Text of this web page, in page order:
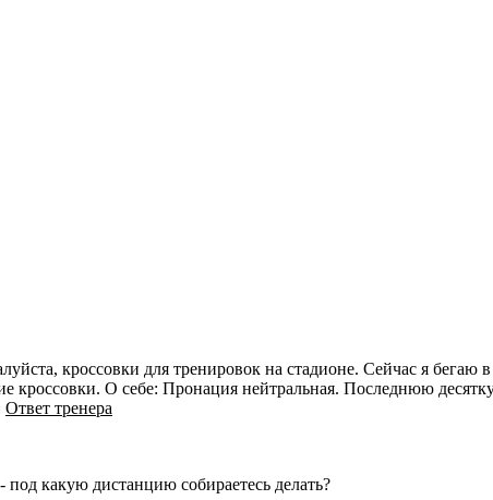
кроссовки для тренировок на стадионе. Сейчас я
О себе: Пронация нейтральная. Последнюю
Ответ тренера
какую дистанцию собираетесь делать?